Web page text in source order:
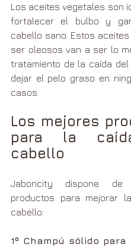
Los aceites vegetales son
fortalecer el bulbo y
cabello sano. Estos
ser oleosos van a ser lo
tratamiento de la caída
dejar el pelo graso en
casos.
Los mejores
para la
cabello
Jaboncity dispone de
productos para mejorar
cabello:
1º Champú sólido